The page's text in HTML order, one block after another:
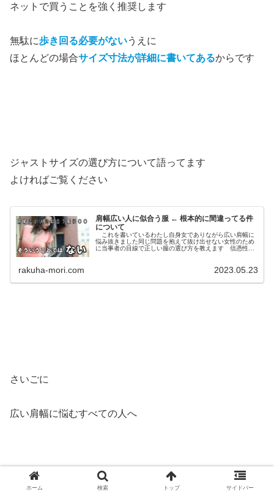
ネットで買うことを強く推奨します
無駄に歩き回る必要がないうえに
ほとんどの場合サイズ寸法が詳細に書いてあるからです
ジャストサイズの選び方について語ってます
よければご覧ください
肩幅広い人に似合う服 ← 根本的に間違ってる件
について
これを書いているわたし自身女でありながら広い肩幅に
悩み抜きました同じ問題を抱えて抜け出せない女性のため
に当事者の目線で正しい服の選び方を教えます 信憑性と
rakuha-mori.com 2023.05.23
さいごに
広い肩幅に悩むすべての人へ
『似合う服がない』のではなく
ホーム 検索 トップ サイドバー